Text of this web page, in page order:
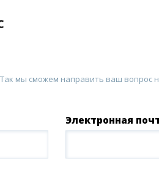
мы сможем направить ваш вопрос
Электронная